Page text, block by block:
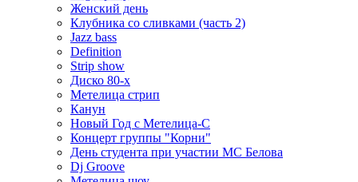
Женский день
Клубника со сливками (часть 2)
Jazz bass
Definition
Strip show
Диско 80-х
Метелица стрип
Канун
Новый Год с Метелица-С
Концерт группы "Корни"
День студента при участии МС Белова
Dj Groove